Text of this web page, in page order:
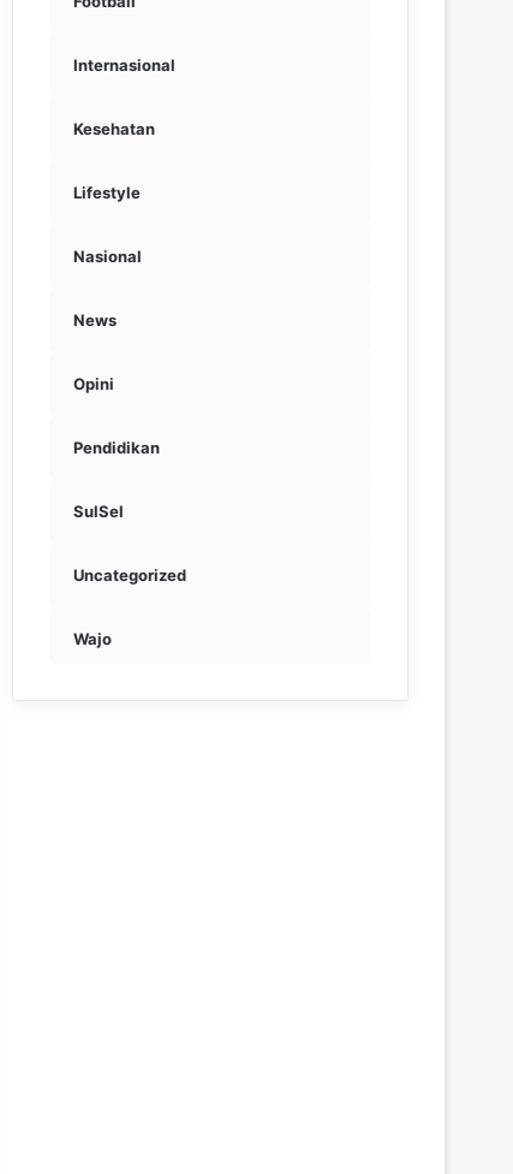
Internasional
Kesehatan
Lifestyle
Nasional
News
Opini
Pendidikan
SulSel
Uncategorized
Wajo